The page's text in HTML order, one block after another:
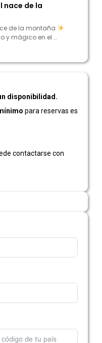
nace de la
de la montaña
y mágico en el …
disponibilidad.
para reservas es
contactarse con